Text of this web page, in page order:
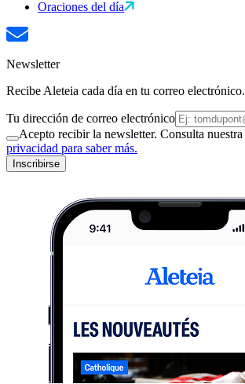
Oraciones del día
Newsletter
Recibe Aleteia cada día en tu correo electrónico.
Tu dirección de correo electrónico
Acepto recibir la newsletter. Consulta nuestra
privacidad para saber más.
Inscribirse